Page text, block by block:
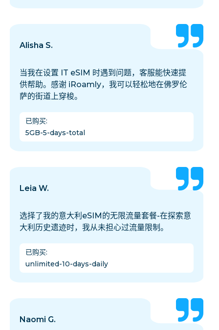
Alisha S.
当我在设置 IT eSIM 时遇到问题，客服能快速提
供帮助。感谢 iRoamly，我可以轻松地在佛罗伦
萨的街道上穿梭。
已购买:
5GB-5-days-total
Leia W.
选择了我的意大利eSIM的无限流量套餐-在探索意
大利历史遗迹时，我从未担心过流量限制。
已购买:
unlimited-10-days-daily
Naomi G.